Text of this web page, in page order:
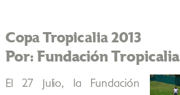
Copa Tropicalia 2013
Por: Fundación Tropicalia
El 27 Julio, la Fundación